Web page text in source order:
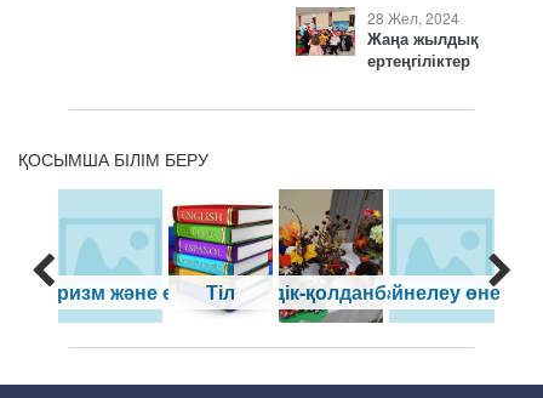
28 Жел, 2024
Жаңа жылдық
ертеңгіліктер
ҚОСЫМША БІЛІМ БЕРУ
туризм және өлке тану
Тіл Сәндік-қолданбалыБейнелеу өнері